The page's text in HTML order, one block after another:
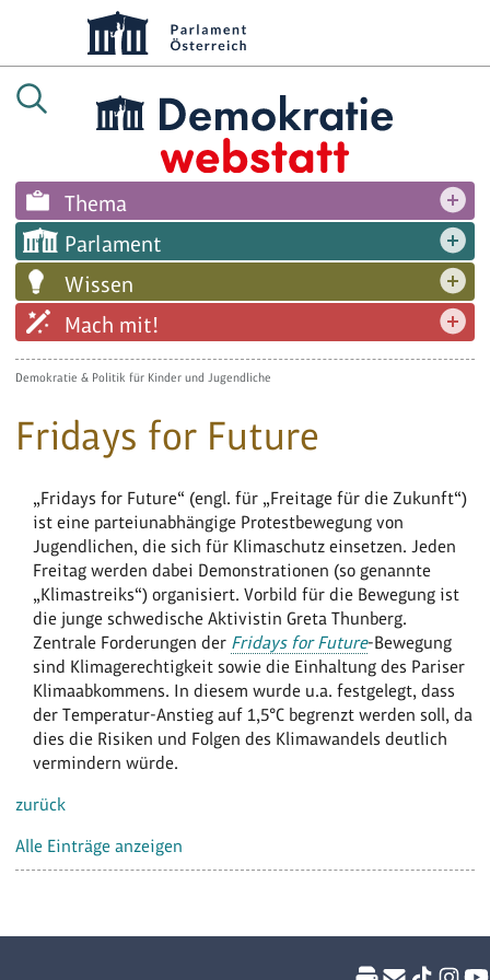
Thema
Parlament
Wissen
Mach mit!
Demokratie & Politik für Kinder und Jugendliche
Fridays for Future
„Fridays for Future“ (engl. für „Freitage für die Zukunft“)
ist eine parteiunabhängige Protestbewegung von
Jugendlichen, die sich für Klimaschutz einsetzen. Jeden
Freitag werden dabei Demonstrationen (so genannte
„Klimastreiks“) organisiert. Vorbild für die Bewegung ist
die junge schwedische Aktivistin Greta Thunberg.
Zentrale Forderungen der Fridays for Future-Bewegung
sind Klimagerechtigkeit sowie die Einhaltung des Pariser
Klimaabkommens. In diesem wurde u.a. festgelegt, dass
der Temperatur-Anstieg auf 1,5°C begrenzt werden soll, da
dies die Risiken und Folgen des Klimawandels deutlich
vermindern würde.
zurück
Alle Einträge anzeigen